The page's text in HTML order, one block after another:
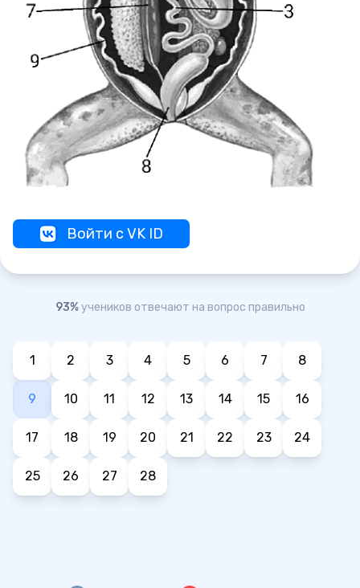
Войти с VK ID
93%учеников отвечают на вопрос правильно
1 2 3 4 5 6 7 8
9 10 11 12 13 14 15 16
17 18 19 20 21 22 23 24
25 26 27 28